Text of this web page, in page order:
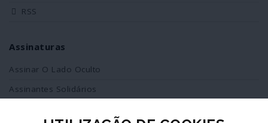
RSS
Assinaturas
Assinar O Lado Oculto
Assinantes Solidários